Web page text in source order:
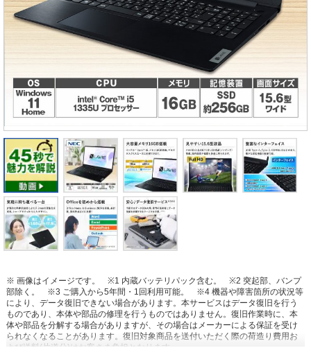
※ 画像はイメージです。 ※1 内蔵バッテリパック含む。
※2 突起部、バンプ
部除く。
※3 ご購入から5年間・1回利用可能。
※4 機器や障害箇所の状況等
により、データ復旧できない場合があります。本サービスはデータ復旧を行う
ものであり、本体や部品の修理を行うものではありません。復旧作業時に、本
体や部品を分解する場合がありますが、その場合はメーカーによる保証を受け
られなくなることがあります。復旧対象商品を送付いただく際の荷造り費用お
よび送料(片道分)はお客さま負担となります。